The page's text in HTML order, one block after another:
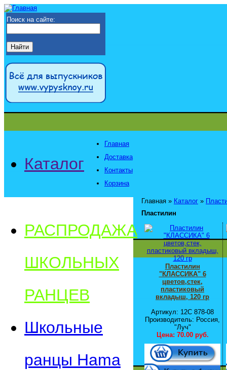
Поиск на сайте:
Каталог
Главная
Доставка
Контакты
Корзина
РАСПРОДАЖА
ШКОЛЬНЫХ
РАНЦЕВ
Школьные
ранцы Hama
Главная » Каталог »
Пластилин
Пластилин
"КЛАССИКА" 6
цветов,стек,
пластиковый
вкладыш, 120 гр
Артикул: 12С 878-08
Производитель: Россия,
"Луч"
Цена: 70.00 руб.